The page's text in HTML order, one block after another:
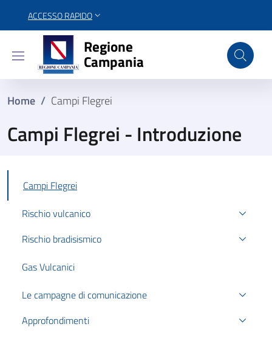
ACCESSO RAPIDO
Regione Campania
Regione
Campania
Home / Campi Flegrei
Campi Flegrei - Introduzione
Campi Flegrei
Rischio vulcanico
Rischio bradisismico
Gas Vulcanici
Le campagne di comunicazione
Approfondimenti